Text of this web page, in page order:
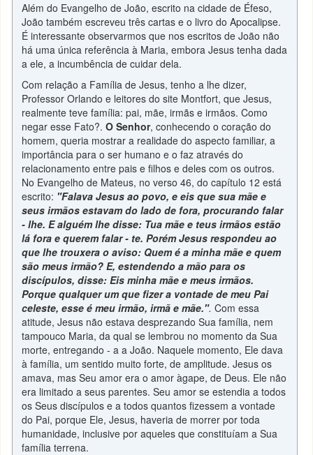
Além do Evangelho de João, escrito na cidade de Éfeso,
João também escreveu três cartas e o livro do Apocalipse.
É interessante observarmos que nos escritos de João não
há uma única referência à Maria, embora Jesus tenha dada
a ele, a incumbência de cuidar dela.
Com relação a Família de Jesus, tenho a lhe dizer,
Professor Orlando e leitores do site Montfort, que Jesus,
realmente teve família: pai, mãe, irmãs e irmãos. Como
negar esse Fato?.O Senhor, conhecendo o coração do
homem, queria mostrar a realidade do aspecto familiar, a
importância para o ser humano e o faz através do
relacionamento entre pais e filhos e deles com os outros.
No Evangelho de Mateus, no verso 46, do capítulo 12 está
escrito: "Falava Jesus ao povo, e eis que sua mãe e
seus irmãos estavam do lado de fora, procurando falar
- lhe. E alguém lhe disse: Tua mãe e teus irmãos estão
lá fora e querem falar - te. Porém Jesus respondeu ao
que lhe trouxera o aviso: Quem é a minha mãe e quem
são meus irmão? E, estendendo a mão para os
discípulos, disse: Eis minha mãe e meus irmãos.
Porque qualquer um que fizer a vontade de meu Pai
celeste, esse é meu irmão, irmã e mãe.".Com essa
atitude, Jesus não estava desprezando Sua família, nem
tampouco Maria, da qual se lembrou no momento da Sua
morte, entregando - a a João. Naquele momento, Ele dava
à família, um sentido muito forte, de amplitude. Jesus os
amava, mas Seu amor era o amor àgape, de Deus. Ele não
era limitado a seus parentes. Seu amor se estendia a todos
os Seus discípulos e a todos quantos fizessem a vontade
do Pai, porque Ele, Jesus, haveria de morrer por toda
humanidade, inclusive por aqueles que constituíam a Sua
família terrena.